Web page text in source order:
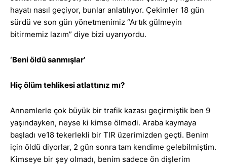
hayatı nasıl geçiyor, bunlar anlatılıyor. Çekimler 18 gün
sürdü ve son gün yönetmenimiz “Artık gülmeyin
bitirmemiz lazım” diye bizi uyarıyordu.
‘Beni öldü sanmışlar’
Hiç ölüm tehlikesi atlattınız mı?
Annemlerle çok büyük bir trafik kazası geçirmiştik ben 9
yaşındayken, neyse ki kimse ölmedi. Araba kaymaya
başladı ve18 tekerlekli bir TIR üzerimizden geçti. Benim
için öldü diyorlar, 2 gün sonra tam kendime gelebilmiştim.
Kimseye bir şey olmadı, benim sadece ön dişlerim